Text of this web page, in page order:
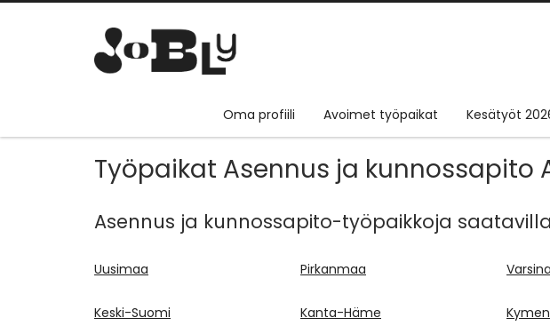
Oma profiili Avoimet työpaikat Kesätyöt
Työpaikat Asennus ja
Asennus ja kunnossapito-työpaikkoja
Uusimaa Pirkanmaa
Keski-Suomi Kanta-Häme